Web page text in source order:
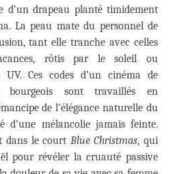
d’un drapeau planté timidement
La peau mate du personnel de
tant elle tranche avec celles
rôtis par le soleil ou
Ces codes d’un cinéma de
bourgeois sont travaillés en
de l’élégance naturelle du
mélancolie jamais feinte.
dans le court Blue Christmas, qui
pour révéler la cruauté passive